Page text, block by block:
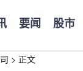
要闻 股市
> 正文